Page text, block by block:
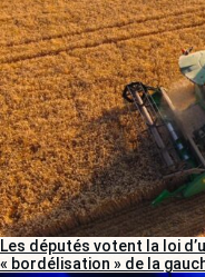
Les députés votent la loi
« bordélisation » de la